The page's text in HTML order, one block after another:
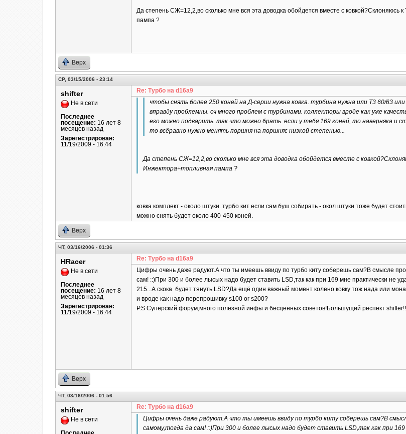
Да степень СЖ=12,2,во сколько мне вся эта доводка обойдется вместе с ковкой?Склоняюсь
пампа ?
Верх
СР, 03/15/2006 - 23:14
shifter
Не в сети
Последнее
посещение: 16 лет 8
месяцев назад
Зарегистрирован:
11/19/2009 - 16:44
Re: Турбо на d16a9
чтобы снять более 250 коней на Д-серии нужна ковка. турбина нужна или T3 60/63
вправду проблемны. оч много проблем с турбинами. коллекторы вроде как уже
его можно подварить. так что можно брать. если у тебя 169 коней, то наверняка и
то всёравно нужно менять поршня на поршняс низкой степенью...
Да степень СЖ=12,2,во сколько мне вся эта доводка обойдется вместе с
Инжектора+топливная пампа ?
ковка комплект - около штуки. турбо кит если сам буш собирать - окол штуки тоже будет
можно снять будет около 400-450 коней.
Верх
ЧТ, 03/16/2006 - 01:36
HRacer
Не в сети
Последнее
посещение: 16 лет 8
месяцев назад
Зарегистрирован:
11/19/2009 - 16:44
Re: Турбо на d16a9
Цифры очень даже радуют.А что ты имеешь ввиду по турбо киту соберешь сам?В смысле
сам! ::)При 300 и более лысых надо будет ставить LSD,так как при 169 мне практически не
215...А скока будет тянуть LSD?Да ещё один важный момент колено ковку тож нада или
и вроде как надо перепрошивку s100 or s200?
P.S Суперский форум,много полезной инфы и беcценных советов!Большущий респект
Верх
ЧТ, 03/16/2006 - 01:56
shifter
Не в сети
Re: Турбо на d16a9
Цифры очень даже радуют.А что ты имеешь ввиду по турбо киту соберешь сам?В
самому,тогда да сам! ::)При 300 и более лысых надо будет ставить LSD,так как при